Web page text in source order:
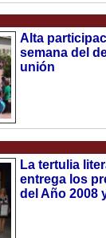
Alta
semana del
unión
La tertulia
entrega los
del Año 2008